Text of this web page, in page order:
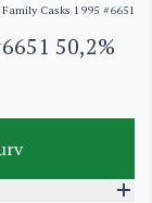
Casks 1995 #6651
50,2%